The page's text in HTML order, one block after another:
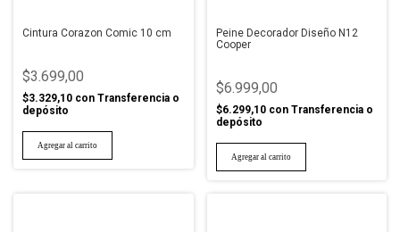
Cintura Corazon Comic 10 cm
$3.699,00
$3.329,10 con Transferencia o
depósito
Peine Decorador Diseño N12
Cooper
$6.999,00
$6.299,10 con Transferencia o
depósito